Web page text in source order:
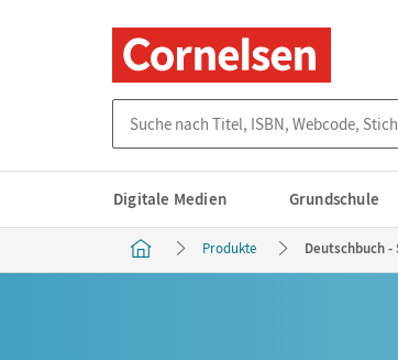
Digitale Medien Grundschule
Produkte Deutschbuch